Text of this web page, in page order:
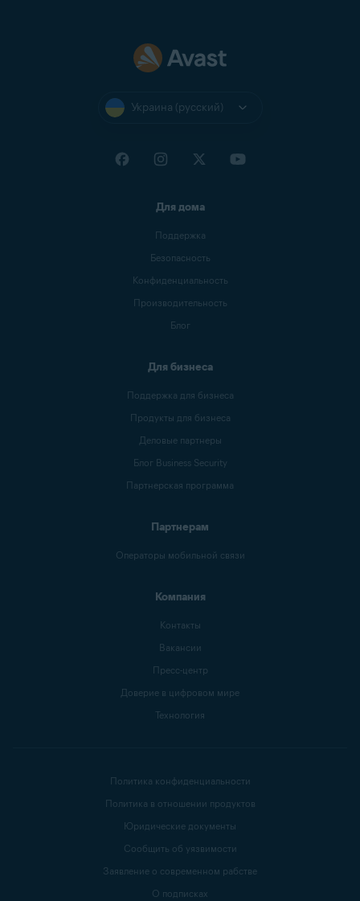
Украина (русский)
Для дома
Поддержка
Безопасность
Конфиденциальность
Производительность
Блог
Для бизнеса
Поддержка для бизнеса
Продукты для бизнеса
Деловые партнеры
Блог Business Security
Партнерская программа
Партнерам
Операторы мобильной связи
Компания
Контакты
Вакансии
Пресс-центр
Доверие в цифровом мире
Технология
Политика конфиденциальности
Политика в отношении продуктов
Юридические документы
Сообщить об уязвимости
Заявление о современном рабстве
О подписках